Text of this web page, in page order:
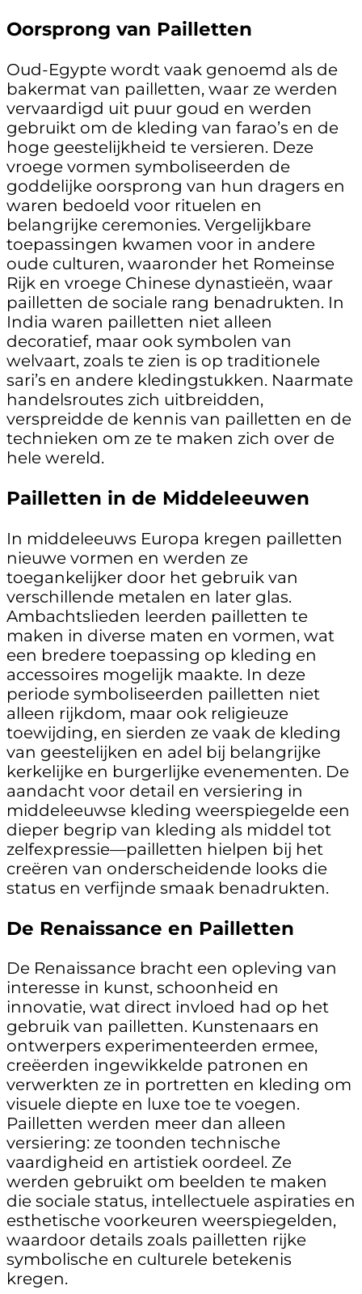
Oorsprong van Pailletten
Oud-Egypte wordt vaak genoemd als de
bakermat van pailletten, waar ze werden
vervaardigd uit puur goud en werden
gebruikt om de kleding van farao’s en de
hoge geestelijkheid te versieren. Deze
vroege vormen symboliseerden de
goddelijke oorsprong van hun dragers en
waren bedoeld voor rituelen en
belangrijke ceremonies. Vergelijkbare
toepassingen kwamen voor in andere
oude culturen, waaronder het Romeinse
Rijk en vroege Chinese dynastieën, waar
pailletten de sociale rang benadrukten. In
India waren pailletten niet alleen
decoratief, maar ook symbolen van
welvaart, zoals te zien is op traditionele
sari’s en andere kledingstukken. Naarmate
handelsroutes zich uitbreidden,
verspreidde de kennis van pailletten en de
technieken om ze te maken zich over de
hele wereld.
Pailletten in de Middeleeuwen
In middeleeuws Europa kregen pailletten
nieuwe vormen en werden ze
toegankelijker door het gebruik van
verschillende metalen en later glas.
Ambachtslieden leerden pailletten te
maken in diverse maten en vormen, wat
een bredere toepassing op kleding en
accessoires mogelijk maakte. In deze
periode symboliseerden pailletten niet
alleen rijkdom, maar ook religieuze
toewijding, en sierden ze vaak de kleding
van geestelijken en adel bij belangrijke
kerkelijke en burgerlijke evenementen. De
aandacht voor detail en versiering in
middeleeuwse kleding weerspiegelde een
dieper begrip van kleding als middel tot
zelfexpressie—pailletten hielpen bij het
creëren van onderscheidende looks die
status en verfijnde smaak benadrukten.
De Renaissance en Pailletten
De Renaissance bracht een opleving van
interesse in kunst, schoonheid en
innovatie, wat direct invloed had op het
gebruik van pailletten. Kunstenaars en
ontwerpers experimenteerden ermee,
creëerden ingewikkelde patronen en
verwerkten ze in portretten en kleding om
visuele diepte en luxe toe te voegen.
Pailletten werden meer dan alleen
versiering: ze toonden technische
vaardigheid en artistiek oordeel. Ze
werden gebruikt om beelden te maken
die sociale status, intellectuele aspiraties en
esthetische voorkeuren weerspiegelden,
waardoor details zoals pailletten rijke
symbolische en culturele betekenis
kregen.